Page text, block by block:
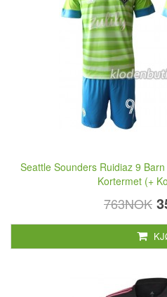
Seattle Sounders Ruidiaz 9
Kortermet (+
763NOK